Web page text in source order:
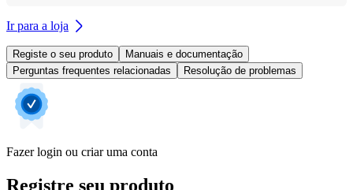
Ir para a loja
Registe o seu produto
Manuais e documentação
Perguntas frequentes relacionadas
Resolução de problemas
Fazer login ou criar uma conta
Registre seu produto